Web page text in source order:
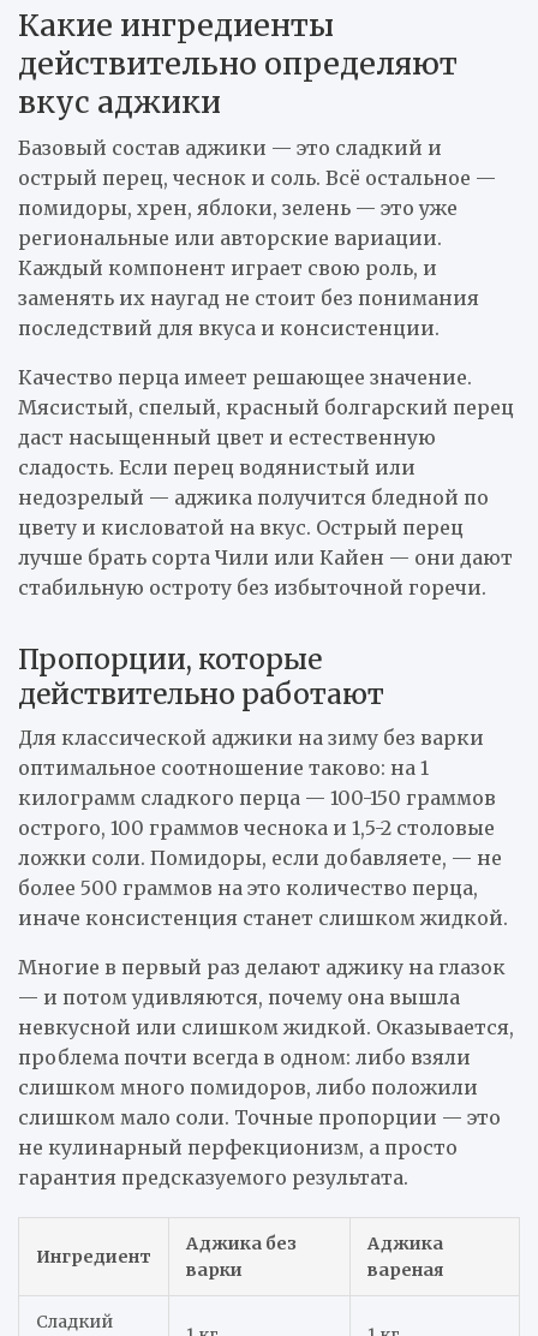
Какие ингредиенты
действительно определяют
вкус аджики
Базовый состав аджики — это сладкий и
острый перец, чеснок и соль. Всё остальное —
помидоры, хрен, яблоки, зелень — это уже
региональные или авторские вариации.
Каждый компонент играет свою роль, и
заменять их наугад не стоит без понимания
последствий для вкуса и консистенции.
Качество перца имеет решающее значение.
Мясистый, спелый, красный болгарский перец
даст насыщенный цвет и естественную
сладость. Если перец водянистый или
недозрелый — аджика получится бледной по
цвету и кисловатой на вкус. Острый перец
лучше брать сорта Чили или Кайен — они дают
стабильную остроту без избыточной горечи.
Пропорции, которые
действительно работают
Для классической аджики на зиму без варки
оптимальное соотношение таково: на 1
килограмм сладкого перца — 100-150 граммов
острого, 100 граммов чеснока и 1,5-2 столовые
ложки соли. Помидоры, если добавляете, — не
более 500 граммов на это количество перца,
иначе консистенция станет слишком жидкой.
Многие в первый раз делают аджику на глазок
— и потом удивляются, почему она вышла
невкусной или слишком жидкой. Оказывается,
проблема почти всегда в одном: либо взяли
слишком много помидоров, либо положили
слишком мало соли. Точные пропорции — это
не кулинарный перфекционизм, а просто
гарантия предсказуемого результата.
Ингредиент
Аджика без
варки
Аджика
вареная
Сладкий